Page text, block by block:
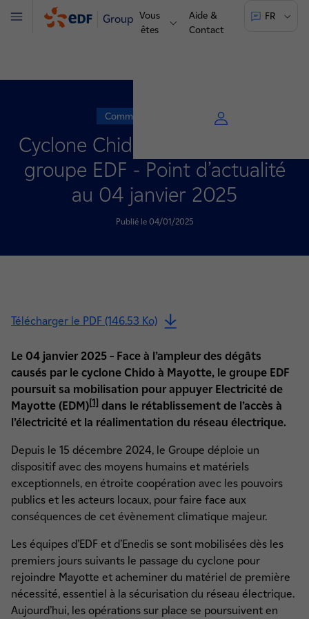
Groupe Vous
êtes
Aide &
Contact
FR
Menu
Communiqué de presse
Cyclone Chido : mobilisation du
groupe EDF - Point d’actualité
au 04 janvier 2025
Publié le 04/01/2025
Télécharger le PDF (146.53 Ko)
Le 04 janvier 2025 – Face à l’ampleur des dégâts
causés par le cyclone Chido à Mayotte, le groupe EDF
poursuit sa mobilisation pour appuyer Electricité de
Mayotte (EDM)[1] dans le rétablissement de l’accès à
l’électricité et la réalimentation du réseau électrique.
Depuis le 15 décembre 2024, le Groupe déploie un
dispositif avec des moyens humains et matériels
exceptionnels, en étroite coopération avec les pouvoirs
publics et les acteurs locaux, pour faire face aux
conséquences de cet évènement climatique majeur.
Les équipes d’EDF et d’Enedis se sont mobilisées dès les
premiers jours suivants le passage du cyclone pour
rejoindre Mayotte et acheminer du matériel de première
nécessité, essentiel à la sécurisation du réseau électrique.
Aujourd’hui, les opérations sur place se poursuivent en